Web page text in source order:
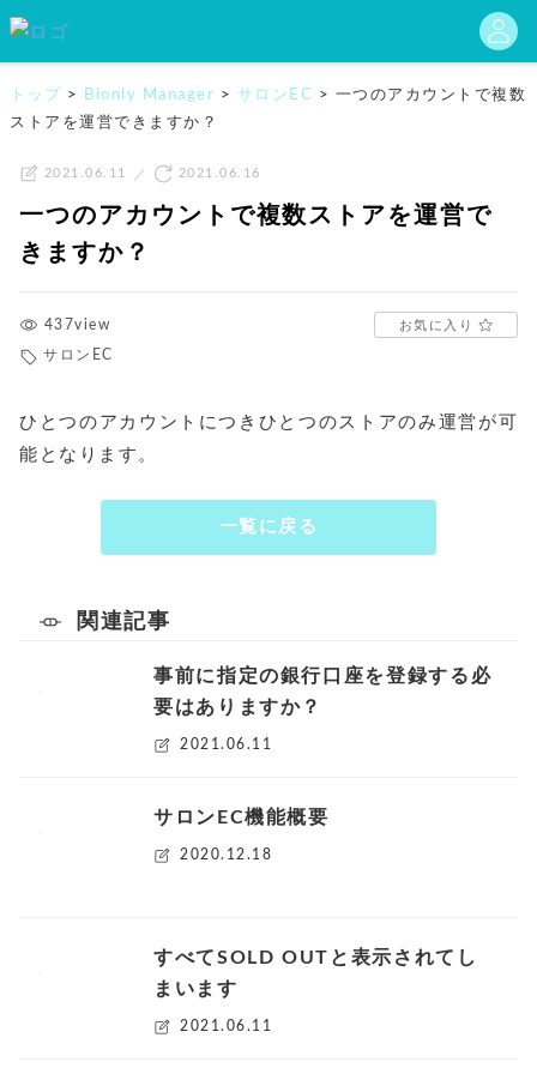
トップ > Bionly Manager > サロンEC > 一つのアカウントで複数
ストアを運営できますか？
2021.06.11 2021.06.16
一つのアカウントで複数ストアを運営で
きますか？
437view
サロンEC
お気に入り
ひとつのアカウントにつきひとつのストアのみ運営が可
能となります。
一覧に戻る
関連記事
事前に指定の銀行口座を登録する必
要はありますか？
2021.06.11
サロンEC機能概要
2020.12.18
すべてSOLD OUTと表示されてし
まいます
2021.06.11